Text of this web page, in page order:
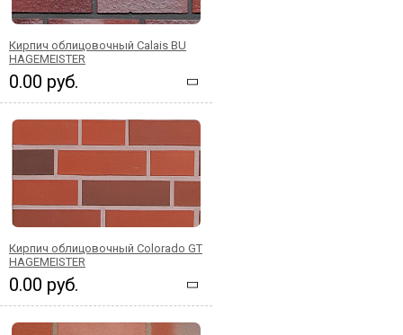
Кирпич облицовочный Calais BU
HAGEMEISTER
0.00 руб.
Кирпич облицовочный Colorado GT
HAGEMEISTER
0.00 руб.